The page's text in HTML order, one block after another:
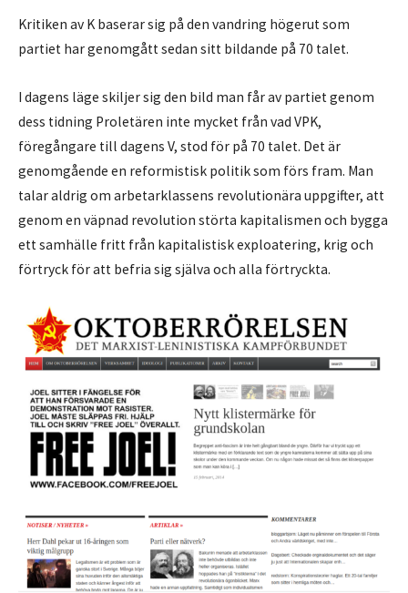
Kritiken av K baserar sig på den vandring högerut som
partiet har genomgått sedan sitt bildande på 70 talet.
I dagens läge skiljer sig den bild man får av partiet genom
dess tidning Proletären inte mycket från vad VPK,
föregångare till dagens V, stod för på 70 talet. Det är
genomgående en reformistisk politik som förs fram. Man
talar aldrig om arbetarklassens revolutionära uppgifter, att
genom en väpnad revolution störta kapitalismen och bygga
ett samhälle fritt från kapitalistisk exploatering, krig och
förtryck för att befria sig själva och alla förtryckta.